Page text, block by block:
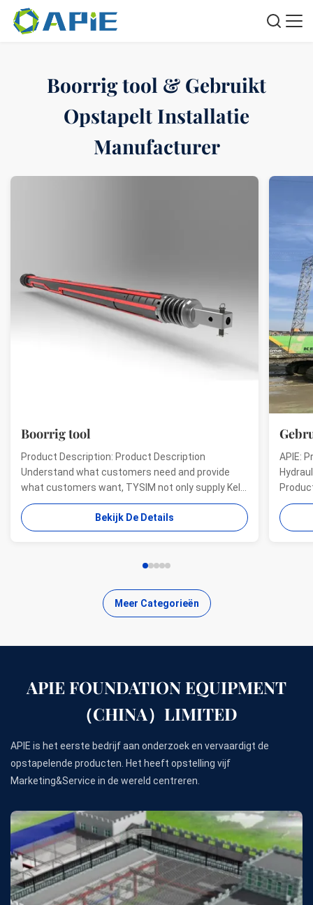
Boorrig tool & Gebruikt
Opstapelt Installatie
Manufacturer
Boorrig tool
Product Description: Product Description
Understand what customers need and provide
what customers want, TYSIM not only supply Kelly
bars for drill rigs of world’s top brands, but also
provide one-stop solution for the world foundation
construction users. While providing customized
Bekijk De Details
APIE:
offer
Meer Categorieën
APIE FOUNDATION EQUIPMENT
（CHINA）LIMITED
APIE is het eerste bedrijf aan onderzoek en vervaardigt de
opstapelende producten. Het heeft opstelling vijf
Marketing&Service in de wereld centreren.